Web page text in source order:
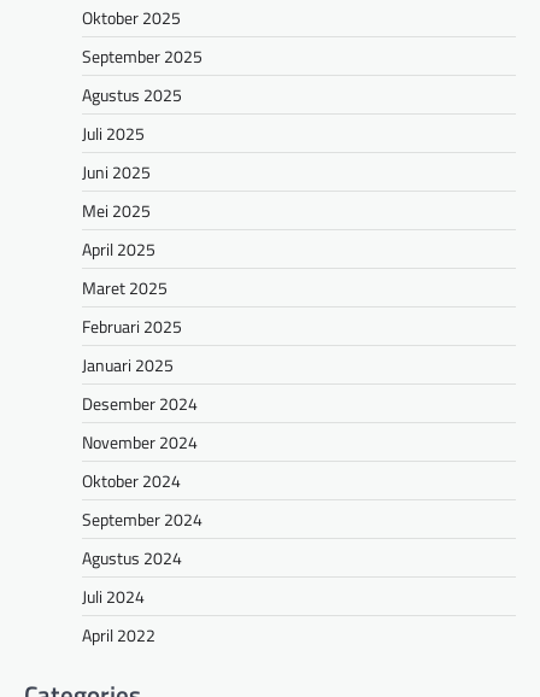
Oktober 2025
September 2025
Agustus 2025
Juli 2025
Juni 2025
Mei 2025
April 2025
Maret 2025
Februari 2025
Januari 2025
Desember 2024
November 2024
Oktober 2024
September 2024
Agustus 2024
Juli 2024
April 2022